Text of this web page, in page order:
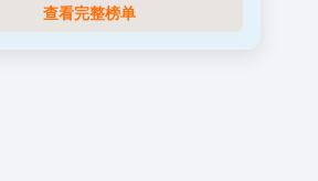
查看完整榜单